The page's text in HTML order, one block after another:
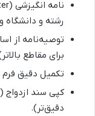
رشته و
توصیه‌نامه از
برای مقاطع
تکمیل دقیق فرم
کپی سند ازدواج
دقیق‌تر).